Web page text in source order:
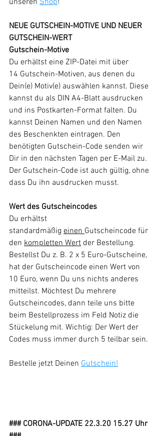
NEUE GUTSCHEIN-MOTIVE UND NEUER
GUTSCHEIN-WERT
Gutschein-Motive
Du erhältst eine ZIP-Datei mit über
14 Gutschein-Motiven, aus denen du
Dein(e) Motiv(e) auswählen kannst. Diese
kannst du als DIN A4-Blatt ausdrucken
und ins Postkarten-Format falten. Du
kannst Deinen Namen und den Namen
des Beschenkten eintragen. Den
benötigten Gutschein-Code senden wir
Dir in den nächsten Tagen per E-Mail zu.
Der Gutschein-Code ist auch gültig, ohne
dass Du ihn ausdrucken musst.
Wert des Gutscheincodes
Du erhältst
standardmäßig einen Gutscheincode für
den kompletten Wert der Bestellung.
Bestellst Du z. B. 2 x 5 Euro-Gutscheine,
hat der Gutscheincode einen Wert von
10 Euro, wenn Du uns nichts anderes
mitteilst. Möchtest Du mehrere
Gutscheincodes, dann teile uns bitte
beim Bestellprozess im Feld Notiz die
Stückelung mit. Wichtig: Der Wert der
Codes muss immer durch 5 teilbar sein.
Bestelle jetzt Deinen Gutschein!
### CORONA-UPDATE 22.3.20 15.27 Uhr